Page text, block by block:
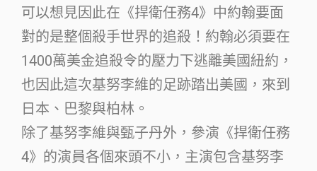
可以想見因此在《捍衛任務4》中約翰要面
對的是整個殺手世界的追殺！約翰必須要在
1400萬美金追殺令的壓力下逃離美國紐約，
也因此這次基努李維的足跡踏出美國，來到
日本、巴黎與柏林。
除了基努李維與甄子丹外，參演《捍衛任務
4》的演員各個來頭不小，主演包含基努李